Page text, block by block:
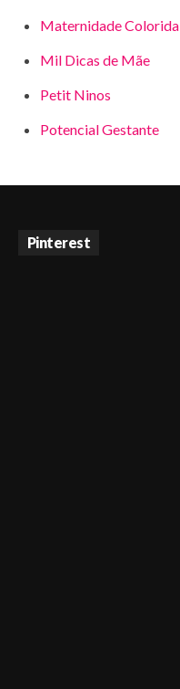
Maternidade Colorida
Mil Dicas de Mãe
Petit Ninos
Potencial Gestante
Pinterest